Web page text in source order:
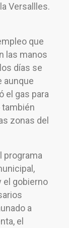
Versallles.
que
las manos
días se
aunque
el gas para
también
zonas del
programa
el gobierno
a
el